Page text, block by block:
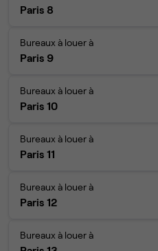
Paris 8
Bureaux à louer à
Paris 9
Bureaux à louer à
Paris 10
Bureaux à louer à
Paris 11
Bureaux à louer à
Paris 12
Bureaux à louer à